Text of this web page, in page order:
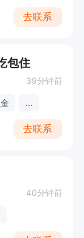
去联系
包住
39分钟前
...
去联系
40分钟前